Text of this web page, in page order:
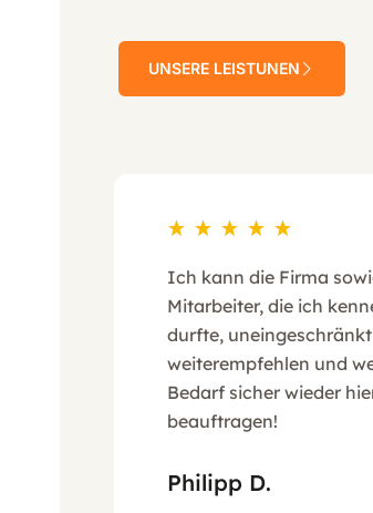
UNSERE LEISTUNEN
Ich kann die Firma
Mitarbeiter, die ich
durfte, uneingeschränkt
weiterempfehlen und
Bedarf sicher wieder
beauftragen!
Philipp D.